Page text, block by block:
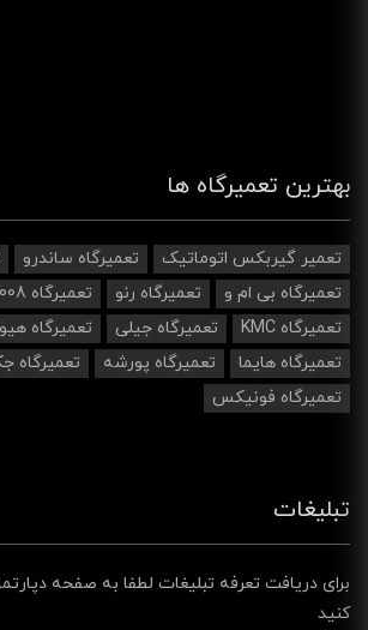
بهترین تعمیرگاه ها
تعمیر گیربکس اتوماتیک تعمیرگاه ساندرو
تعمیرگاه بی ام و
تعمیرگاه رنو تعمیرگاه 2008
تعمیرگاه KMC
تعمیرگاه جیلی
تعمیرگاه
تعمیرگاه هایما
تعمیرگاه پورشه
تعمیرگاه
تعمیرگاه فونیکس
تبلیغات
برای دریافت تعرفه تبلیغات لطفا به صفحه
کنید